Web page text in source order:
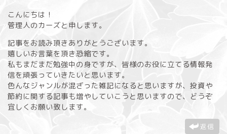
こんにちは！
管理人のカーズと申します。
記事をお読み頂きありがとうございます。
嬉しいお言葉を頂き恐縮です。
私もまだまだ勉強中の身ですが、皆様のお役に立てる情報発
信を頑張っていきたいと思います。
色んなジャンルが混ざった雑記になると思いますが、投資や
節約に関する記事も増やしていこうと思いますので、どうぞ
宜しくお願い致します。
返信